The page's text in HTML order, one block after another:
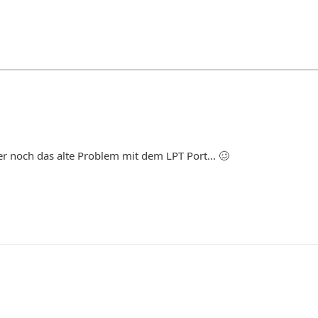
noch das alte Problem mit dem LPT Port... 🥴